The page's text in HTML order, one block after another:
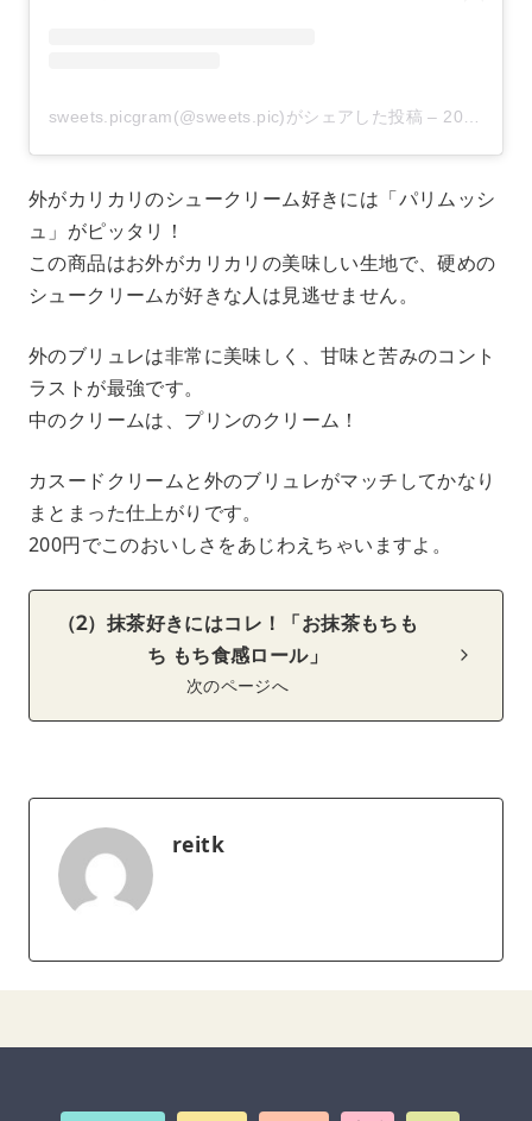
sweets.picgram(@sweets.pic)がシェアした投稿 – 2020年 8月月26日午前5時25分PDT
外がカリカリのシュークリーム好きには「パリムッシ
ュ」がピッタリ！
この商品はお外がカリカリの美味しい生地で、硬めの
シュークリームが好きな人は見逃せません。
外のブリュレは非常に美味しく、甘味と苦みのコント
ラストが最強です。
中のクリームは、プリンのクリーム！
カスードクリームと外のブリュレがマッチしてかなり
まとまった仕上がりです。
200円でこのおいしさをあじわえちゃいますよ。
（2）抹茶好きにはコレ！「お抹茶もちも
ち もち食感ロール」
次のページへ
reitk